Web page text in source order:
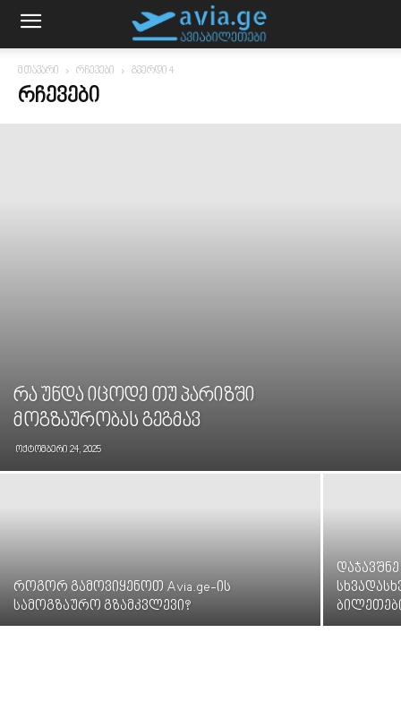
მთავარი რჩევები გვერდი 4
ᲠᲩᲔᲕᲔᲑᲘ
რა უნდა იცოდე თუ პარიზში
მოგზაურობას გეგმავ
ოქტომბერი 24, 2025
როგორ გამოვიყენოთ Avia.ge-ის
სამოგზაურო გზამკვლევი?